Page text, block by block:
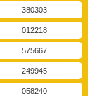
380303
012218
575667
249945
058240